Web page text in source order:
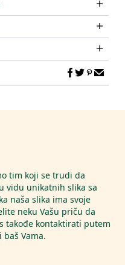
tim koji se trudi da
vidu unikatnih slika sa
naša slika ima svoje
neku Vašu priču da
takođe kontaktirati putem
Vama.